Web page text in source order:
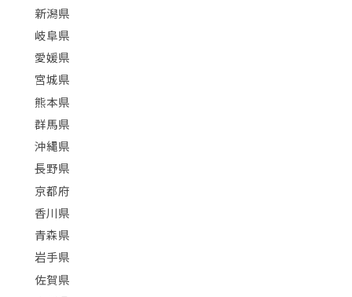
新潟県
岐阜県
愛媛県
宮城県
熊本県
群馬県
沖縄県
長野県
京都府
香川県
青森県
岩手県
佐賀県